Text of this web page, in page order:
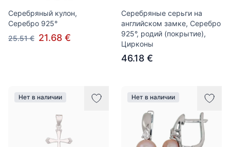
Серебряный кулон,
Серебро 925°
25.51 € 21.68 €
Серебряные серьги на
английском замке, Серебро
925°, родий (покрытие),
Цирконы
46.18 €
Нет в наличии Нет в наличии